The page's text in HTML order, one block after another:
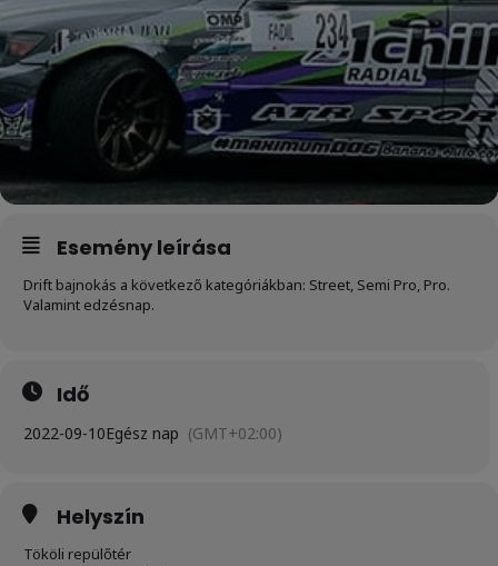
Esemény leírása
Drift bajnokás a következő kategóriákban: Street, Semi Pro, Pro.
Valamint edzésnap.
Idő
2022-09-10Egész nap (GMT+02:00)
Helyszín
Tököli repülőtér